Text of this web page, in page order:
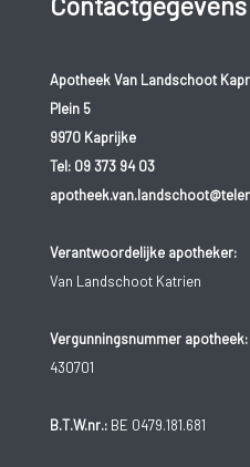
Apotheek Van Landschoot
Plein 5
9970 Kaprijke
Tel: 09 373 94 03
Verantwoordelijke apotheker:
Van Landschoot Katrien
Vergunningsnummer apotheek:
430701
B.T.W.nr.:BE 0479.181.681